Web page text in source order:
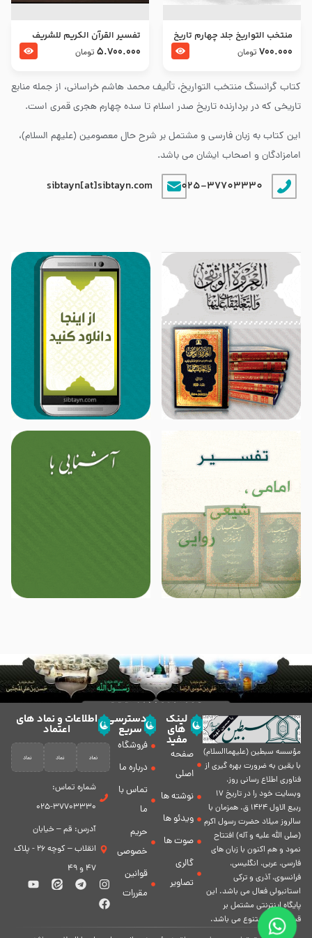
کتاب گرانسنگ منتخب التواريخ، تألیف محمد هاشم خراسانی، از جمله منابع
تاریخی که در بردارنده تاریخ صدر اسلام تا سده چهارم هجری قمری است.
این کتاب به زبان فارسی و مشتمل بر شرح حال معصومین (علیهم السلام)،
امامزادگان و اصحاب ایشان می باشد.
025-37703330
sibtayn[at]sibtayn.com
منتخب التواریخ جلد چهارم تاریخ
امام زین العابدین و امام محمد
700.000 تومان
تفسير القرآن الكريم للشريف
المرتضي قدس سرّه
5.700.000 تومان
مؤسسه سبطين (عليهماالسلام)
با يقين به ضرورت بهره گیرى از
فناورى اطلاع رسانى روز،
وبسایت خود را در تاريخ 17
ربيع الاول 1424 ق. همزمان با
سالروز ميلاد حضرت رسول اكرم
(صلی الله علیه و آله) افتتاح
نمود و هم اكنون با زبان های
فارسی، عربى، انگلیسی،
فرانسوی، آذری و ترکی
استانبولی فعال مى باشد. اين
پايگاه اينترنتى مشتمل بر
قسمت هاى متنوع مى باشد.
لینک
های
مفید
صفحه
اصلی
نوشته ها
ویدئو ها
صوت ها
گالری
تصاویر
دسترسی
سریع
فروشگاه
درباره ما
تماس با
ما
حریم
خصوصی
قوانین
مقررات
اطلاعات و نماد های
اعتماد
شماره تماس:
37703330-025
آدرس: قم – خیابان
انقلاب – کوچه 26 - پلاک
47 و 49